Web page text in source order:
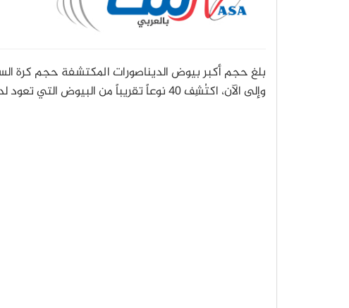
بلغ حجم أكبر بيوض الديناصورات المكتشفة حجم كرة
وإلى الآن، اكتُشِف 40 نوعاً تقريباً من البيوض التي تعود لديناصورات مختلفة.